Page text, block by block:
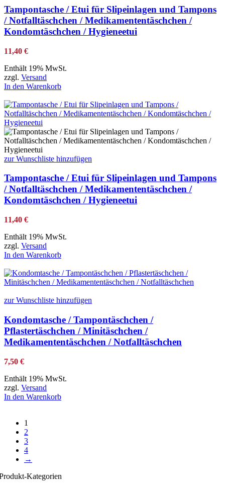
Tampontasche / Etui für Slipeinlagen und Tampons
/ Notfalltäschchen / Medikamententäschchen /
Kondomtäschchen / Hygieneetui
11,40 €
Enthält 19% MwSt.
zzgl. Versand
In den Warenkorb
zur Wunschliste hinzufügen
Tampontasche / Etui für Slipeinlagen und Tampons
/ Notfalltäschchen / Medikamententäschchen /
Kondomtäschchen / Hygieneetui
11,40 €
Enthält 19% MwSt.
zzgl. Versand
In den Warenkorb
zur Wunschliste hinzufügen
Kondomtasche / Tampontäschchen /
Pflastertäschchen / Minitäschchen /
Medikamententäschchen / Notfalltäschchen
7,50 €
Enthält 19% MwSt.
zzgl. Versand
In den Warenkorb
1
2
3
4
→
Kategorien